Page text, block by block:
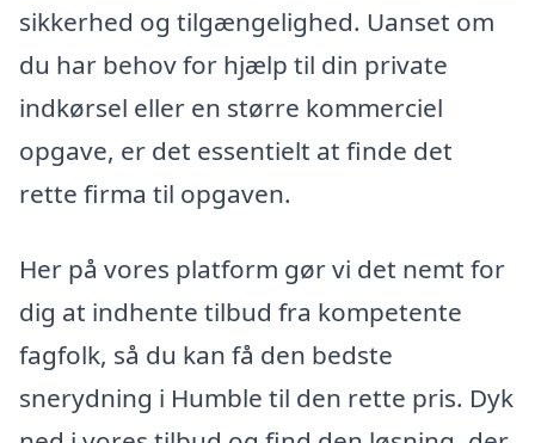
sikkerhed og tilgængelighed. Uanset om
du har behov for hjælp til din private
indkørsel eller en større kommerciel
opgave, er det essentielt at finde det
rette firma til opgaven.
Her på vores platform gør vi det nemt for
dig at indhente tilbud fra kompetente
fagfolk, så du kan få den bedste
snerydning i Humble til den rette pris. Dyk